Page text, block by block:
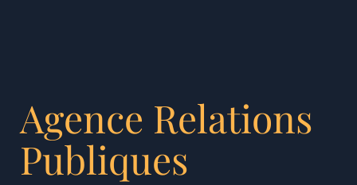
Agence Relations
Publiques